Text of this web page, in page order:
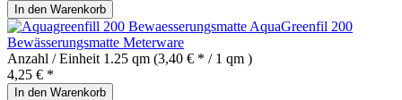
In den Warenkorb
AquaGreenfil 200
Bewässerungsmatte Meterware
Anzahl / Einheit 1.25 qm (3,40 € * / 1 qm )
4,25 € *
In den Warenkorb